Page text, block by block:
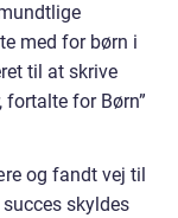
med for børn i
til at skrive
fortalte for Børn”
og fandt vej til
skyldes